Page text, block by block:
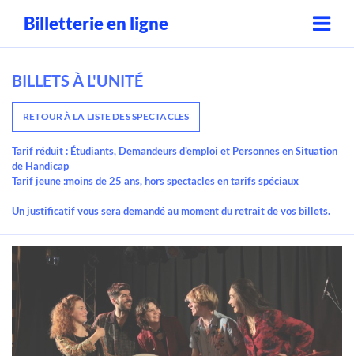
Billetterie en ligne
BILLETS À L'UNITÉ
RETOUR À LA LISTE DES SPECTACLES
Tarif réduit : Étudiants, Demandeurs d'emploi et Personnes en Situation
de Handicap
Tarif jeune :moins de 25 ans, hors spectacles en tarifs spéciaux
Un justificatif vous sera demandé au moment du retrait de vos billets.